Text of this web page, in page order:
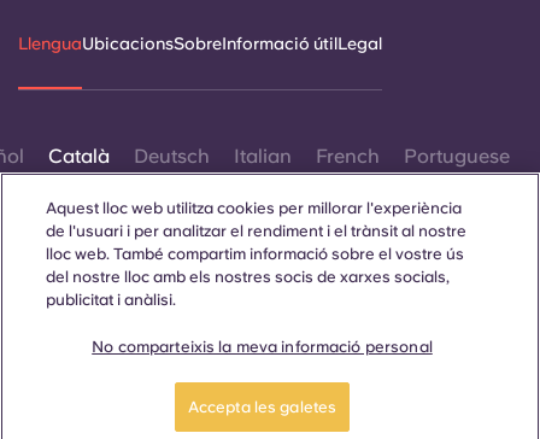
LlenguaUbicacionsSobreInformació útilLegal
Català Deutsch Italian French Portuguese
Aquest lloc web utilitza cookies per millorar l'experiència
de l'usuari i per analitzar el rendiment i el trànsit al nostre
lloc web. També compartim informació sobre el vostre ús
del nostre lloc amb els nostres socis de xarxes socials,
publicitat i anàlisi.
No comparteixis la meva informació personal
Accepta les galetes